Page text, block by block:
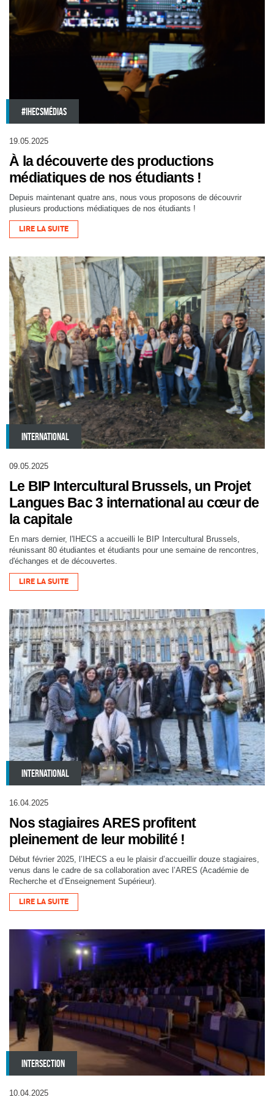
#IHECSMÉDIAS
19.05.2025
À la découverte des productions
médiatiques de nos étudiants !
Depuis maintenant quatre ans, nous vous proposons de découvrir
plusieurs productions médiatiques de nos étudiants !
LIRE LA SUITE
INTERNATIONAL
09.05.2025
Le BIP Intercultural Brussels, un Projet
Langues Bac 3 international au cœur de
la capitale
En mars dernier, l'IHECS a accueilli le BIP Intercultural Brussels,
réunissant 80 étudiantes et étudiants pour une semaine de rencontres,
d'échanges et de découvertes.
LIRE LA SUITE
INTERNATIONAL
16.04.2025
Nos stagiaires ARES profitent
pleinement de leur mobilité !
Début février 2025, l’IHECS a eu le plaisir d’accueillir douze stagiaires,
venus dans le cadre de sa collaboration avec l’ARES (Académie de
Recherche et d’Enseignement Supérieur).
LIRE LA SUITE
INTERSECTION
10.04.2025